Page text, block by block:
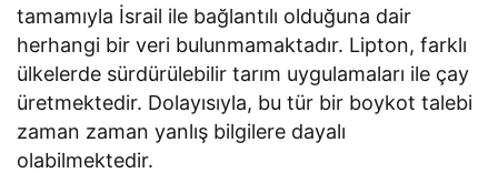
tamamıyla İsrail ile bağlantılı olduğuna dair
herhangi bir veri bulunmamaktadır. Lipton, farklı
ülkelerde sürdürülebilir tarım uygulamaları ile çay
üretmektedir. Dolayısıyla, bu tür bir boykot talebi
zaman zaman yanlış bilgilere dayalı
olabilmektedir.